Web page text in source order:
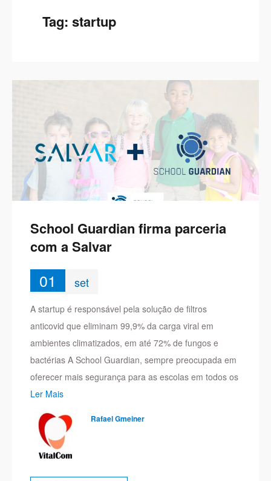
Tag:startup
School Guardian firma parceria
com a Salvar
01 set
A startup é responsável pela solução de filtros
anticovid que eliminam 99,9% da carga viral em
ambientes climatizados, em até 72% de fungos e
bactérias A School Guardian, sempre preocupada em
oferecer mais segurança para as escolas em todos os
Ler Mais
Rafael Gmeiner